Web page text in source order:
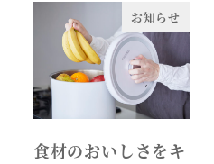
お知らせ
食材のおいしさをキ